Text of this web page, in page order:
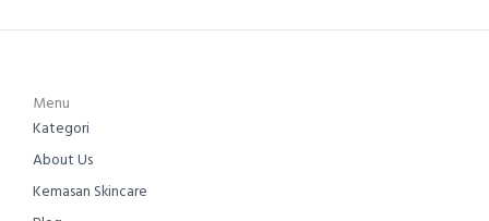
Menu
Kategori
About Us
Kemasan Skincare